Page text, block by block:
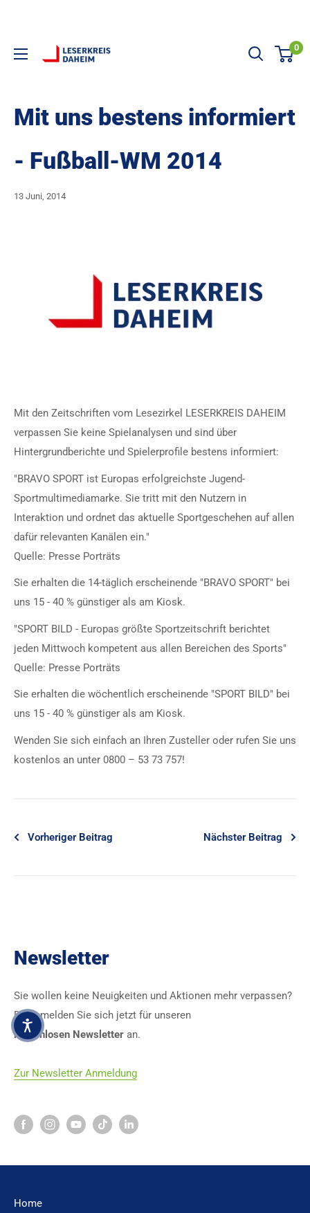
LESERKREIS DAHEIM 0
Mit uns bestens informiert
- Fußball-WM 2014
13 Juni, 2014
Mit den Zeitschriften vom Lesezirkel LESERKREIS DAHEIM
verpassen Sie keine Spielanalysen und sind über
Hintergrundberichte und Spielerprofile bestens informiert:
"BRAVO SPORT ist Europas erfolgreichste Jugend-
Sportmultimediamarke. Sie tritt mit den Nutzern in
Interaktion und ordnet das aktuelle Sportgeschehen auf allen
dafür relevanten Kanälen ein."
Quelle: Presse Porträts
Sie erhalten die 14-täglich erscheinende "BRAVO SPORT" bei
uns 15 - 40 % günstiger als am Kiosk.
"SPORT BILD - Europas größte Sportzeitschrift berichtet
jeden Mittwoch kompetent aus allen Bereichen des Sports"
Quelle: Presse Porträts
Sie erhalten die wöchentlich erscheinende "SPORT BILD" bei
uns 15 - 40 % günstiger als am Kiosk.
Wenden Sie sich einfach an Ihren Zusteller oder rufen Sie uns
kostenlos an unter 0800 – 53 73 757!
Vorheriger Beitrag Nächster Beitrag
Newsletter
Sie wollen keine Neuigkeiten und Aktionen mehr verpassen?
Dann melden Sie sich jetzt für unseren
kostenlosen Newsletter an.
Zur Newsletter Anmeldung
Home